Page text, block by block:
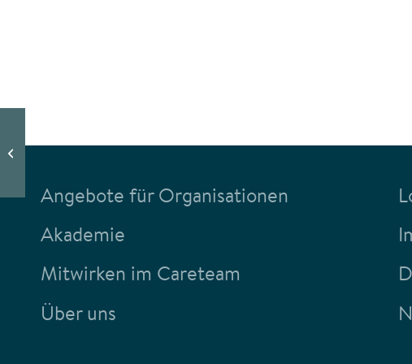
Angebote für Organisationen
Akademie
Mitwirken im Careteam
Über uns